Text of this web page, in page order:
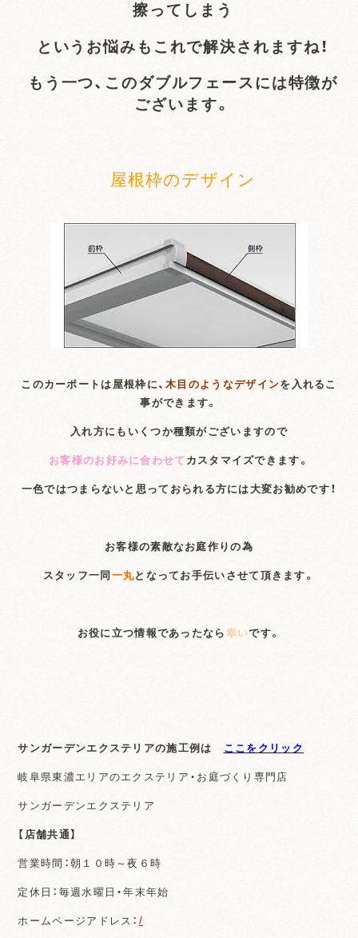
擦ってしまう
というお悩みもこれで解決されますね！
もう一つ、このダブルフェースには特徴が
ございます。
屋根枠のデザイン
このカーポートは屋根枠に、木目のようなデザインを入れるこ
事ができます。
入れ方にもいくつか種類がございますので
お客様のお好みに合わせて カスタマイズできます。
一色ではつまらないと思っておられる方には大変お勧めです！
お客様の素敵なお庭作りの為
スタッフ一同一丸となってお手伝いさせて頂きます。
お役に立つ情報であったなら幸いです。
サンガーデンエクステリアの施工例は ここをクリック
岐阜県東濃エリアのエクステリア・お庭づくり専門店
サンガーデンエクステリア
【店舗共通】
営業時間：朝１０時～夜６時
定休日：毎週水曜日・年末年始
ホームページアドレス： /